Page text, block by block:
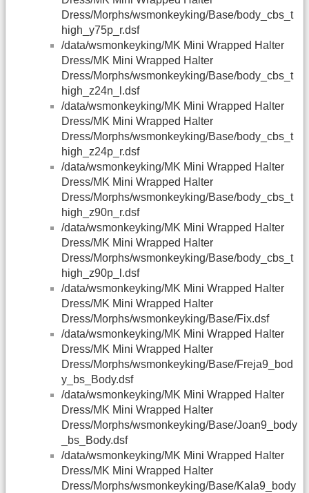
Dress/Morphs/wsmonkeyking/Base/body_cbs_t
high_y75p_r.dsf
/data/wsmonkeyking/MK Mini Wrapped Halter
Dress/MK Mini Wrapped Halter
Dress/Morphs/wsmonkeyking/Base/body_cbs_t
high_z24n_l.dsf
/data/wsmonkeyking/MK Mini Wrapped Halter
Dress/MK Mini Wrapped Halter
Dress/Morphs/wsmonkeyking/Base/body_cbs_t
high_z24p_r.dsf
/data/wsmonkeyking/MK Mini Wrapped Halter
Dress/MK Mini Wrapped Halter
Dress/Morphs/wsmonkeyking/Base/body_cbs_t
high_z90n_r.dsf
/data/wsmonkeyking/MK Mini Wrapped Halter
Dress/MK Mini Wrapped Halter
Dress/Morphs/wsmonkeyking/Base/body_cbs_t
high_z90p_l.dsf
/data/wsmonkeyking/MK Mini Wrapped Halter
Dress/MK Mini Wrapped Halter
Dress/Morphs/wsmonkeyking/Base/Fix.dsf
/data/wsmonkeyking/MK Mini Wrapped Halter
Dress/MK Mini Wrapped Halter
Dress/Morphs/wsmonkeyking/Base/Freja9_bod
y_bs_Body.dsf
/data/wsmonkeyking/MK Mini Wrapped Halter
Dress/MK Mini Wrapped Halter
Dress/Morphs/wsmonkeyking/Base/Joan9_body
_bs_Body.dsf
/data/wsmonkeyking/MK Mini Wrapped Halter
Dress/MK Mini Wrapped Halter
Dress/Morphs/wsmonkeyking/Base/Kala9_body